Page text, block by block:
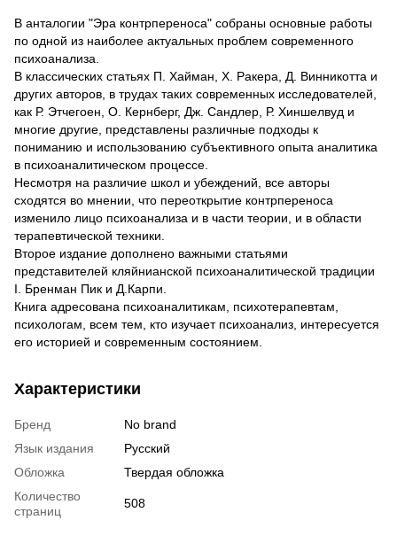
В анталогии "Эра контрпереноса" собраны основные работы
по одной из наиболее актуальных проблем современного
психоанализа.
В классических статьях П. Хайман, Х. Ракера, Д. Винникотта и
других авторов, в трудах таких современных исследователей,
как Р. Этчегоен, О. Кернберг, Дж. Сандлер, Р. Хиншелвуд и
многие другие, представлены различные подходы к
пониманию и использованию субъективного опыта аналитика
в психоаналитическом процессе.
Несмотря на различие школ и убеждений, все авторы
сходятся во мнении, что переоткрытие контрпереноса
изменило лицо психоанализа и в части теории, и в области
терапевтической техники.
Второе издание дополнено важными статьями
представителей кляйнианской психоаналитической традиции
I. Бренман Пик и Д.Карпи.
Книга адресована психоаналитикам, психотерапевтам,
психологам, всем тем, кто изучает психоанализ, интересуется
его историей и современным состоянием.
Характеристики
Бренд
No brand
Язык издания
Русский
Обложка
Твердая обложка
Количество
страниц
508